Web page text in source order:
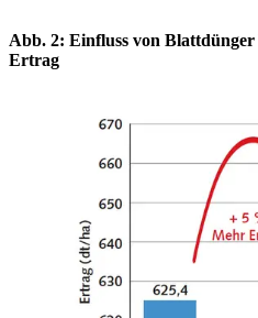
Abb. 2: Einfluss von
Ertrag